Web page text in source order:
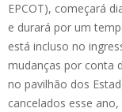
EPCOT), começará
e durará por um
está incluso no
mudanças por conta
no pavilhão dos
cancelados esse